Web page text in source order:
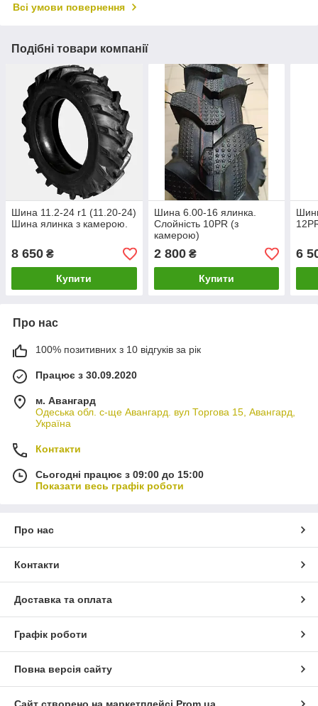
Всі умови повернення
Подібні товари компанії
Шина 11.2-24 r1 (11.20-24)
Шина ялинка з камерою.
8 650 ₴
Купити
Шина 6.00-16 ялинка.
Слойність 10PR (з
камерою)
2 800₴
Купити
6
Про нас
100% позитивних з 10 відгуків за рік
Працює з 30.09.2020
м. Авангард
Одеська обл. с-ще Авангард. вул Торгова 15, Авангард,
Україна
Контакти
Сьогодні працює з 09:00 до 15:00
Показати весь графік роботи
Про нас
Контакти
Доставка та оплата
Графік роботи
Повна версія сайту